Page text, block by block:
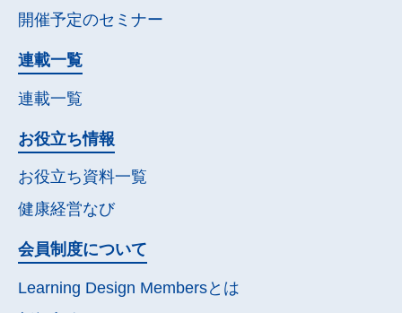
開催予定のセミナー
連載一覧
連載一覧
お役立ち情報
お役立ち資料一覧
健康経営なび
会員制度について
Learning Design Membersとは